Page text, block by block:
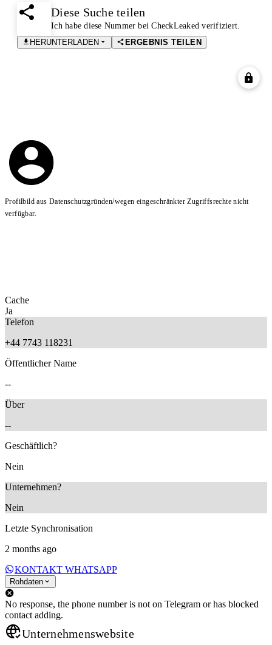
Diese Suche teilen
Ich habe diese Nummer bei CheckLeaked verifiziert.
HERUNTERLADEN
ERGEBNIS TEILEN
Profilbild aus Datenschutzgründen/wegen eingeschränkter Zugriffsrechte nicht
verfügbar.
Cache
Ja
Telefon
+44 7743 118231
Öffentlicher Name
--
Über
--
Geschäftlich?
Nein
Unternehmen?
Nein
Letzte Synchronisation
2 months ago
KONTAKT WHATSAPP
Rohdaten
No response, the phone number is not on Telegram or has blocked
contact adding.
Unternehmenswebsite